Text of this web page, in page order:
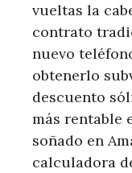
vueltas la
contrato
nuevo
obtenerlo
descuento
más rentable
soñado en
calculadora